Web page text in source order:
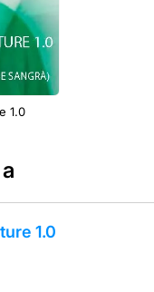
1.0
1.0